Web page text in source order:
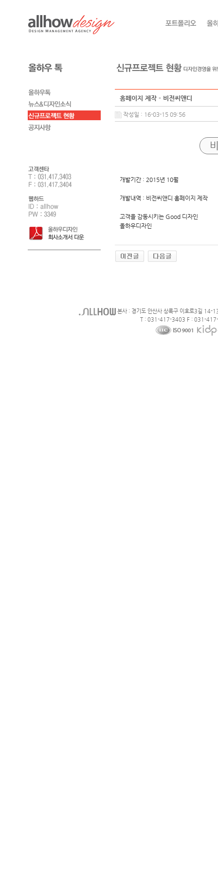
홈페이지 제작 - 비전씨앤디
작성일 : 16-03-15 09:56
개발기간 : 2015년 10월
개발내역 : 비전씨앤디 홈페이지 제작
고객을 감동시키는 Good 디자인
올하우디자인
본사 : 경기도 안산사 상록구 이호로3길 14-
T : 031-417-3403 F : 031-